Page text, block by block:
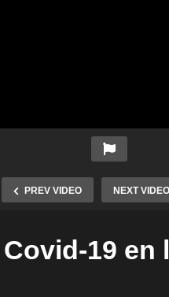
PREV VIDEO NEXT VIDEO
19 en